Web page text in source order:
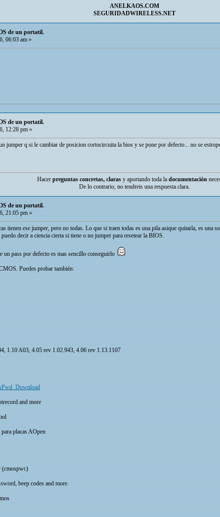
ANELKAOS.COM
SEGURIDADWIRELESS.NET
de un portatil.
06:03 am »
de un portatil.
12:28 pm »
jumper q si le cambiar de posicion cortocircuita la bios y se pone por defecto... no se
Hacer preguntas concretas, claras y aportando toda la documentación
De lo contrario, no tendreis una respuesta clara.
de un portatil.
21:05 pm »
tienen ese jumper, pero no todas. Lo que si traen todas es una pila asique quitarla, es una
decir a ciencia cierta si tiene o no jumper para resetear la BIOS.
un pass por defecto es mas sencillo conseguirlo
Puedes probar también:
A03, 4.05 rev 1.02.943, 4.06 rev 1.13.1107
and more
placas AOpen
(cmospwc)
beep codes and more.